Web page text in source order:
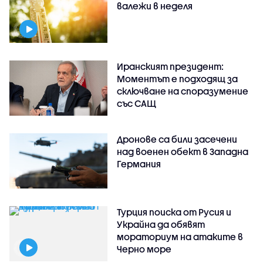
валежи в неделя
Иранският президент:
Моментът е подходящ за
сключване на споразумение
със САЩ
Дронове са били засечени
над военен обект в Западна
Германия
Турция поиска от Русия и
Украйна да обявят
мораториум на атаките в
Черно море